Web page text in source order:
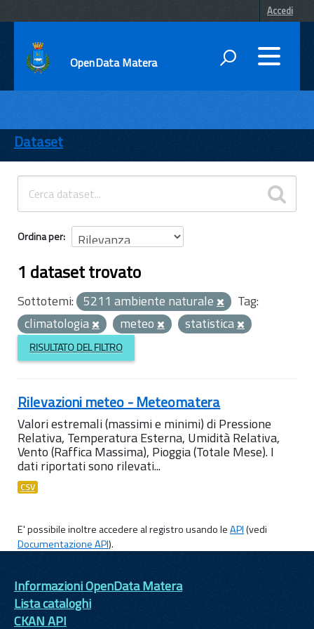
Accedi
OpenData Matera
ENTI
TEMI
INFORMAZIONI
Dataset
Ordina per
1 dataset trovato
Sottotemi: 5211 ambiente naturale
Tag:
climatologia
meteo statistica
RISULTATO DEL FILTRO
Rilevazioni meteo - Meteomatera
Valori estremali (massimi e minimi) di Pressione
Relativa, Temperatura Esterna, Umidità Relativa,
Vento (Raffica Massima), Pioggia (Totale Mese). I
dati riportati sono rilevati...
CSV
E' possibile inoltre accedere al registro usando leAPI(vedi
Documentazione API).
Informazioni OpenData Matera
Lista cataloghi
CKAN API